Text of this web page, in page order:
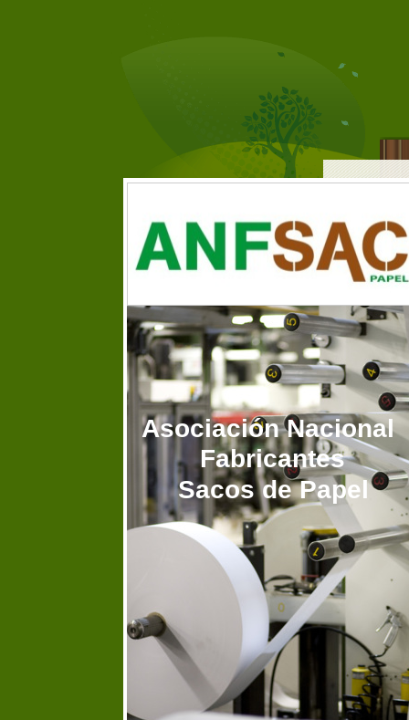
Asociación Nacional
Fabricantes
Sacos de Papel